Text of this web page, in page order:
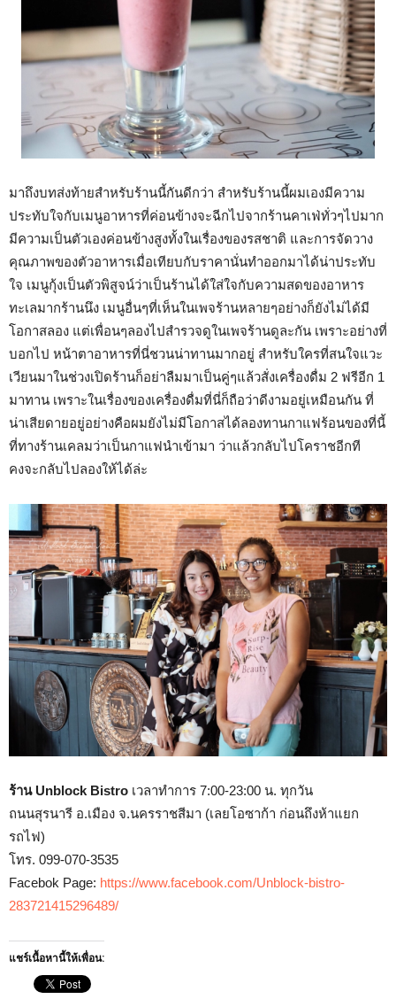
มาถึงบทส่งท้ายสำหรับร้านนี้กันดีกว่า สำหรับร้านนี้ผมเองมีความ
ประทับใจกับเมนูอาหารที่ค่อนข้างจะฉีกไปจากร้านคาเฟ่ทั่วๆไปมาก
มีความเป็นตัวเองค่อนข้างสูงทั้งในเรื่องของรสชาติ และการจัดวาง
คุณภาพของตัวอาหารเมื่อเทียบกับราคานั่นทำออกมาได้น่าประทับ
ใจ เมนูกุ้งเป็นตัวพิสูจน์ว่าเป็นร้านได้ใส่ใจกับความสดของอาหาร
ทะเลมากร้านนึง เมนูอื่นๆที่เห็นในเพจร้านหลายๆอย่างก็ยังไม่ได้มี
โอกาสลอง แต่เพื่อนๆลองไปสำรวจดูในเพจร้านดูละกัน เพราะอย่างที่
บอกไป หน้าตาอาหารที่นี่ชวนน่าทานมากอยู่ สำหรับใครที่สนใจแวะ
เวียนมาในช่วงเปิดร้านก็อย่าลืมมาเป็นคู่ๆแล้วสั่งเครื่องดื่ม 2 ฟรีอีก 1
มาทาน เพราะในเรื่องของเครื่องดื่มที่นี่ก็ถือว่าดีงามอยู่เหมือนกัน ที่
น่าเสียดายอยู่อย่างคือผมยังไม่มีโอกาสได้ลองทานกาแฟร้อนของที่นี้
ที่ทางร้านเคลมว่าเป็นกาแฟนำเข้ามา ว่าแล้วกลับไปโคราชอีกที
คงจะกลับไปลองให้ได้ล่ะ
ร้าน Unblock Bistro เวลาทำการ 7:00-23:00 น. ทุกวัน
ถนนสุรนารี อ.เมือง จ.นครราชสีมา (เลยโอซาก้า ก่อนถึงห้าแยก
รถไฟ)
โทร. 099-070-3535
Facebok Page: https://www.facebook.com/Unblock-bistro-
283721415296489/
แชร์เนื้อหานี้ให้เพื่อน: